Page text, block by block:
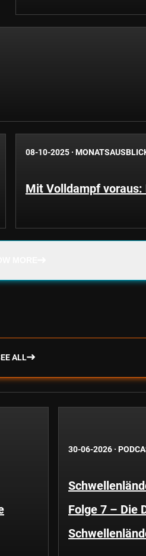
08-10-2025 ·
Mit Volldampf
ALL
30-06-2026 ·
Folge 7 – Die